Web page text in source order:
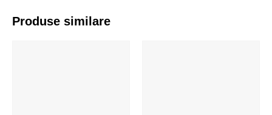
Produse similare